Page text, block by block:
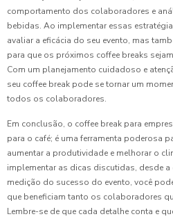
comportamento dos colaboradores e
bebidas. Ao implementar essas
avaliar a eficácia do seu evento, mas
para que os próximos coffee breaks
Com um planejamento cuidadoso e
seu coffee break pode se tornar um
todos os colaboradores.
Em conclusão, o coffee break para
para o café; é uma ferramenta poderosa
aumentar a produtividade e melhorar o
implementar as dicas discutidas, desde
medição do sucesso do evento, você
que beneficiam tanto os colaboradores
Lembre-se de que cada detalhe conta e